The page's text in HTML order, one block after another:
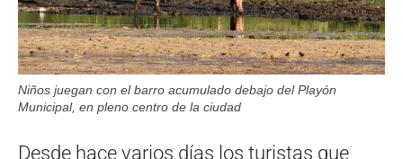
Niños juegan con el barro acumulado debajo del Playón
Municipal, en pleno centro de la ciudad
Desde hace varios días los turistas que